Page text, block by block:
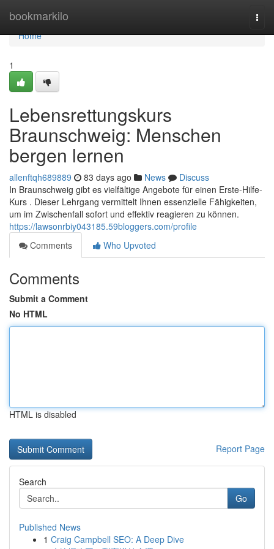
bookmarkilo
Home
Home
1
Lebensrettungskurs
Braunschweig: Menschen
bergen lernen
allenftqh689889 83 days ago News
Discuss
In Braunschweig gibt es vielfältige Angebote für einen Erste-Hilfe-
Kurs . Dieser Lehrgang vermittelt Ihnen essenzielle Fähigkeiten,
um im Zwischenfall sofort und effektiv reagieren zu können.
https://lawsonrbiy043185.59bloggers.com/profile
Comments
Who Upvoted
Comments
Submit a Comment
No HTML
HTML is disabled
Report Page
Search
Go
Published News
1 Craig Campbell SEO: A Deep Dive